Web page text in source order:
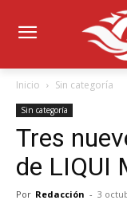
Inicio Sin categoría
Sin categoría
Tres
de LIQUI
Por Redacción - 3